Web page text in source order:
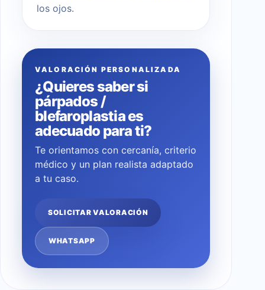
los ojos.
VALORACIÓN PERSONALIZADA
¿Quieres saber si
párpados /
blefaroplastia es
adecuado para ti?
Te orientamos con cercanía, criterio
médico y un plan realista adaptado
a tu caso.
SOLICITAR VALORACIÓN
WHATSAPP